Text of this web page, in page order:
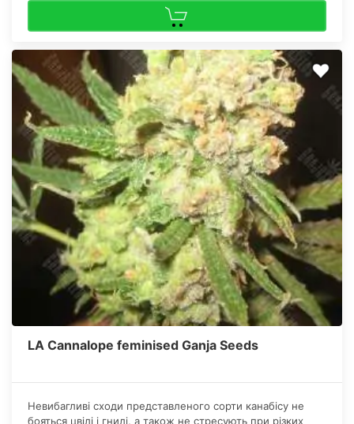
LA Cannalope feminised Ganja Seeds
Невибагливі сходи представленого сорти канабісу не
бояться цвілі і гнилі, а також не стресують при різких